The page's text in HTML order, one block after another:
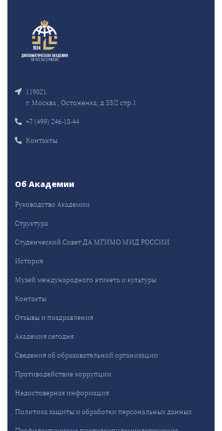
119021
г. Москва , Остоженка, д.53/2 стр.1
+7 (499) 246-18-44
Контакты
Об Академии
Руководство Академии
Структура
Студенческий Совет ДА МГИМО МИД РОССИИ
История
Музей международного этикета и культуры
Контакты
Отзывы и поздравления
Академия сегодня
Сведения об образовательной организации
Противодействие коррупции
Недостоверная информация
Политика защиты и обработки персональных данных